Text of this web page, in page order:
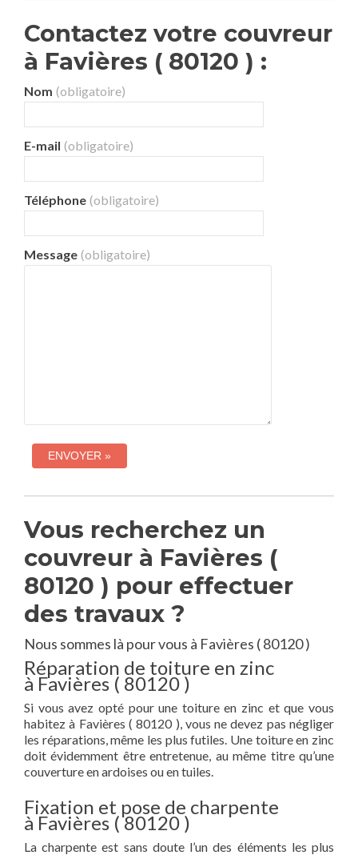
Contactez votre couvreur
à Favières ( 80120 ) :
Nom (obligatoire)
E-mail (obligatoire)
Téléphone (obligatoire)
Message (obligatoire)
Vous recherchez un
couvreur à Favières (
80120 ) pour effectuer
des travaux ?
Nous sommes là pour vous à Favières ( 80120 )
Réparation de toiture en zinc
à Favières ( 80120 )
Si vous avez opté pour une toiture en zinc et que vous
habitez à Favières ( 80120 ), vous ne devez pas négliger
les réparations, même les plus futiles. Une toiture en zinc
doit évidemment être entretenue, au même titre qu’une
couverture en ardoises ou en tuiles.
Fixation et pose de charpente
à Favières ( 80120 )
La charpente est sans doute l’un des éléments les plus